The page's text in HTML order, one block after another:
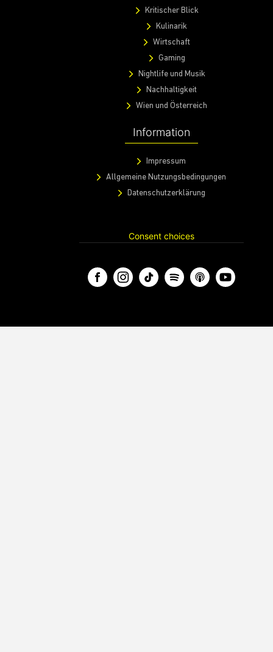
Kritischer Blick
Kulinarik
Wirtschaft
Gaming
Nightlife und Musik
Nachhaltigkeit
Wien und Österreich
Information
Impressum
Allgemeine Nutzungsbedingungen
Datenschutzerklärung
Consent choices